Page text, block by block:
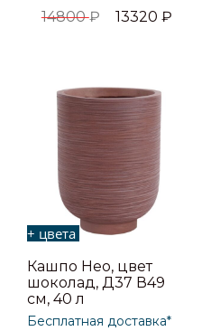
14800₽ 13320 ₽
+ цвета
Кашпо Нео, цвет
шоколад, Д37 В49
см, 40 л
Бесплатная доставка*